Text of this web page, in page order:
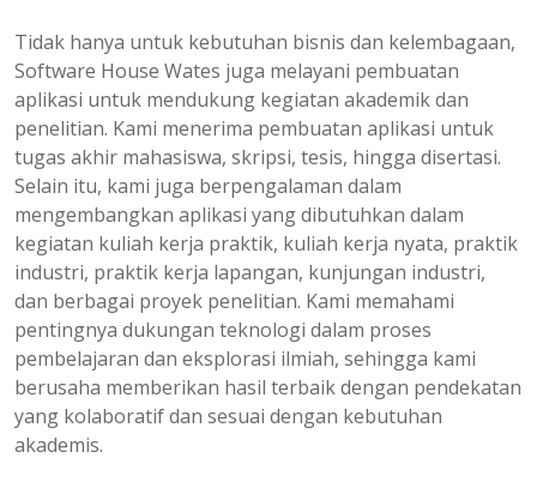
Tidak hanya untuk kebutuhan bisnis dan kelembagaan,
Software House Wates juga melayani pembuatan
aplikasi untuk mendukung kegiatan akademik dan
penelitian. Kami menerima pembuatan aplikasi untuk
tugas akhir mahasiswa, skripsi, tesis, hingga disertasi.
Selain itu, kami juga berpengalaman dalam
mengembangkan aplikasi yang dibutuhkan dalam
kegiatan kuliah kerja praktik, kuliah kerja nyata, praktik
industri, praktik kerja lapangan, kunjungan industri,
dan berbagai proyek penelitian. Kami memahami
pentingnya dukungan teknologi dalam proses
pembelajaran dan eksplorasi ilmiah, sehingga kami
berusaha memberikan hasil terbaik dengan pendekatan
yang kolaboratif dan sesuai dengan kebutuhan
akademis.